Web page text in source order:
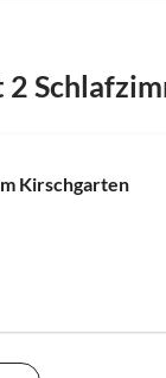
Kirschgarten